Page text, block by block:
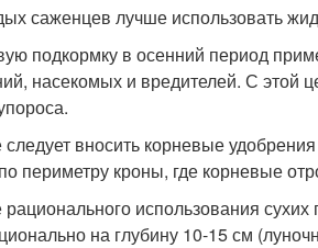
саженцев лучше использовать
подкормку в осенний период
насекомых и вредителей. С этой
вносить корневые
периметру кроны, где корневые
использования
на глубину 10-15 см